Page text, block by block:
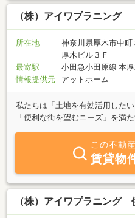
（株）アイワプラニング
所在地
神奈川県厚木市中町
厚木ビル３Ｆ
最寄駅
小田急小田原線 本
情報提供元
アットホーム
私たちは「土地を有効活用した
「便利な街を望むニーズ」を満
この不動
賃貸物
（株）アイワプラニング